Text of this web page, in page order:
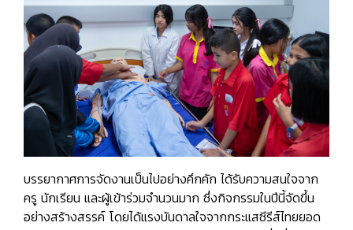
บรรยากาศการจัดงานเป็นไปอย่างคึกคัก ได้รับความสนใจจาก
ครู นักเรียน และผู้เข้าร่วมจำนวนมาก ซึ่งกิจกรรมในปีนี้จัดขึ้น
อย่างสร้างสรรค์ โดยได้แรงบันดาลใจจากกระแสซีรีส์ไทยยอด